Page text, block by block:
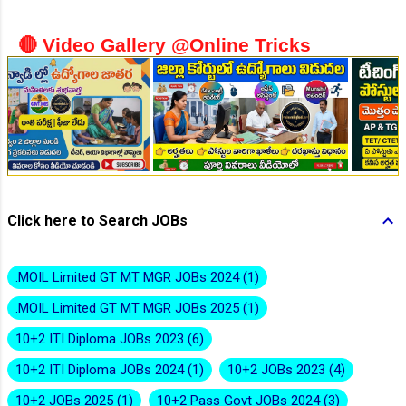
👆Online Applications Ends on 10-August-2026
👆Online Applications Ends on 10-August-2026
🔴 Video Gallery @Online Tricks
Click here to Search JOBs
.MOIL Limited GT MT MGR JOBs 2024 1
.MOIL Limited GT MT MGR JOBs 2025 1
10+2 ITI Diploma JOBs 2023 6
10+2 ITI Diploma JOBs 2024 1 10+2 JOBs 2023 4
10+2 JOBs 2025 1 10+2 Pass Govt JOBs 2024 3